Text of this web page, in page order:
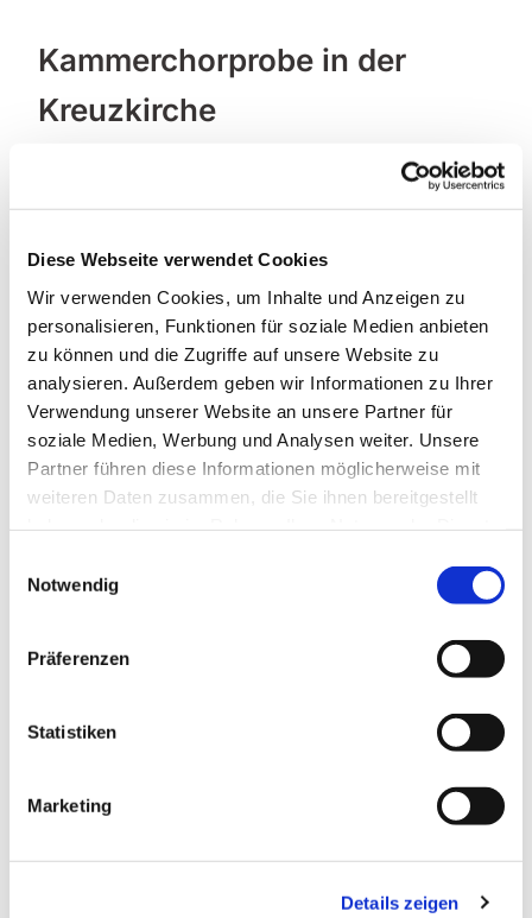
Diese Webseite verwendet Cookies
Wir verwenden Cookies, um Inhalte und Anzeigen zu
personalisieren, Funktionen für soziale Medien anbieten
zu können und die Zugriffe auf unsere Website zu
analysieren. Außerdem geben wir Informationen zu Ihrer
Verwendung unserer Website an unsere Partner für
soziale Medien, Werbung und Analysen weiter. Unsere
Partner führen diese Informationen möglicherweise mit
weiteren Daten zusammen, die Sie ihnen bereitgestellt
Notwendig
Präferenzen
Statistiken
Marketing
Details zeigen
Kammerchorprobe in der
Kreuzkirche
© Joachim Baier
Mittwoch, 3. März 2027, 19:30 -
Kreuzkirche, Luisenstraße, 34119
8842520)